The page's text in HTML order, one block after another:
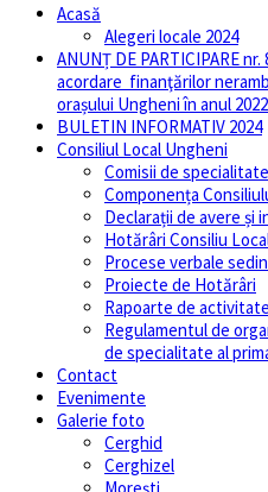
Acasă
Alegeri locale 2024
ANUNȚ DE PARTICIPARE
acordare finanţărilor
orașului Ungheni în anul
BULETIN INFORMATIV 2024
Consiliul Local Ungheni
Comisii de specialitate
Componența
Declarații de avere și
Hotărâri Consiliu
Procese verbale
Proiecte de Hotărâri
Rapoarte de activitate
Regulamentul de
de specialitate al
Contact
Evenimente
Galerie foto
Cerghid
Cerghizel
Morești